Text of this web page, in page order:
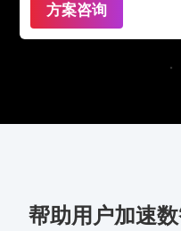
方案咨询
帮助用户加速